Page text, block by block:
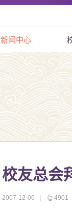
新闻中心
校友总会
2007-12-06 4901